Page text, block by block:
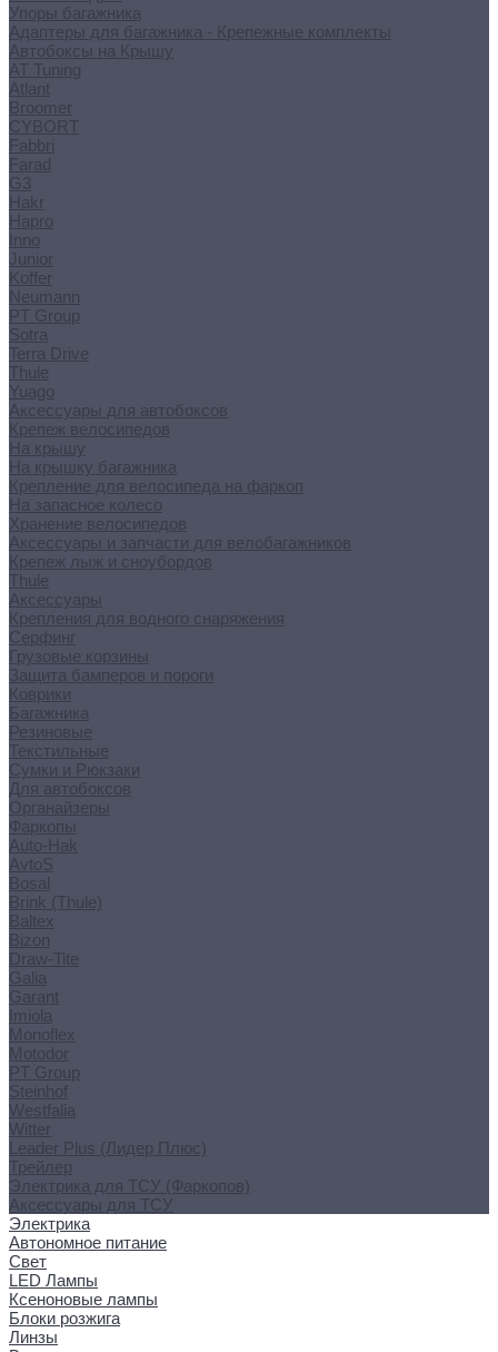
Упоры багажника
Адаптеры для багажника - Крепежные комплекты
Автобоксы на Крышу
AT Tuning
Atlant
Broomer
CYBORT
Fabbri
Farad
G3
Hakr
Hapro
Inno
Junior
Koffer
Neumann
PT Group
Sotra
Terra Drive
Thule
Yuago
Аксессуары для автобоксов
Крепеж велосипедов
На крышу
На крышку багажника
Крепление для велосипеда на фаркоп
На запасное колесо
Хранение велосипедов
Аксессуары и запчасти для велобагажников
Крепеж лыж и сноубордов
Thule
Аксессуары
Крепления для водного снаряжения
Серфинг
Грузовые корзины
Защита бамперов и пороги
Коврики
Багажника
Резиновые
Текстильные
Сумки и Рюкзаки
Для автобоксов
Органайзеры
Фаркопы
Auto-Hak
AvtoS
Bosal
Brink (Thule)
Baltex
Bizon
Draw-Tite
Galia
Garant
Imiola
Monoflex
Motodor
PT Group
Steinhof
Westfalia
Witter
Leader Plus (Лидер Плюс)
Трейлер
Электрика для ТСУ (Фаркопов)
Аксессуары для ТСУ
Электрика
Автономное питание
Свет
LED Лампы
Ксеноновые лампы
Блоки розжига
Линзы